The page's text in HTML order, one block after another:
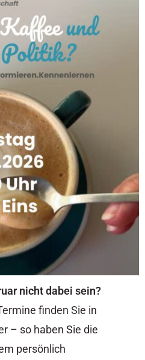
nicht dabei sein?
finden Sie in
– so haben Sie die
persönlich